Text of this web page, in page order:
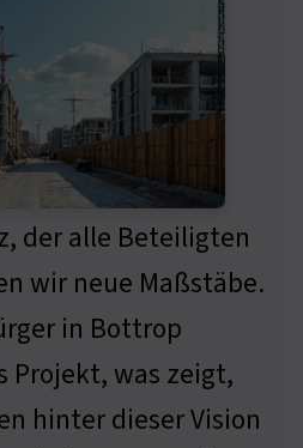
der alle Beteiligten
wir neue Maßstäbe.
in Bottrop
Projekt, was zeigt,
hinter dieser Vision